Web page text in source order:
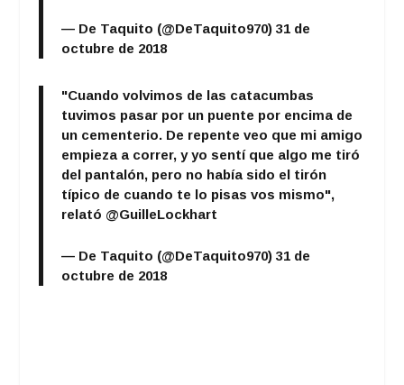
— De Taquito (@DeTaquito970) 31 de
octubre de 2018
"Cuando volvimos de las catacumbas
tuvimos pasar por un puente por encima de
un cementerio. De repente veo que mi amigo
empieza a correr, y yo sentí que algo me tiró
del pantalón, pero no había sido el tirón
típico de cuando te lo pisas vos mismo",
relató @GuilleLockhart
— De Taquito (@DeTaquito970) 31 de
octubre de 2018